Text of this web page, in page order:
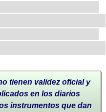
tienen validez oficial y
en los diarios
instrumentos que dan